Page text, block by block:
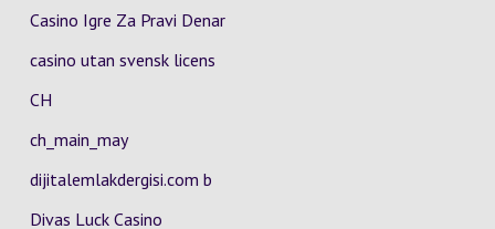
Casino Igre Za Pravi Denar
casino utan svensk licens
CH
ch_main_may
dijitalemlakdergisi.com b
Divas Luck Casino